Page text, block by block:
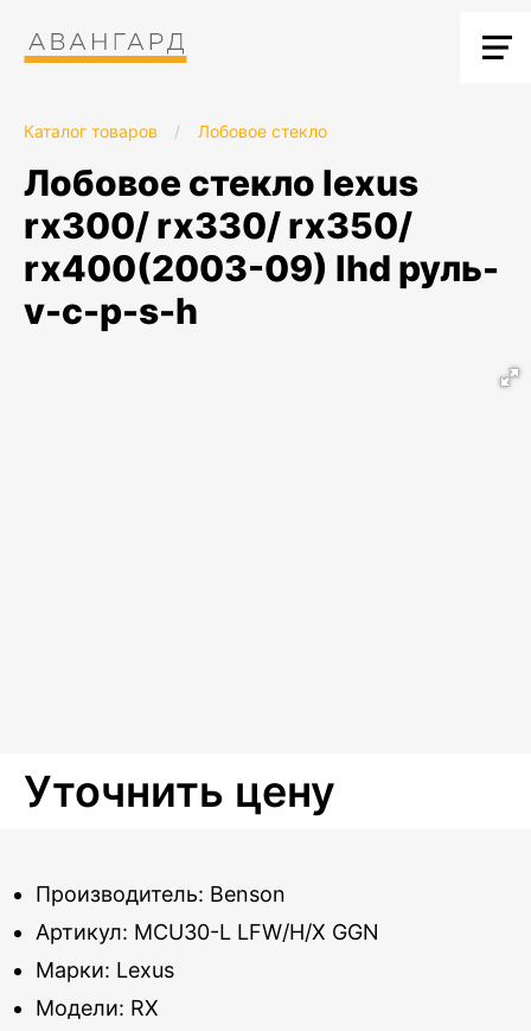
Каталог товаров / Лобовое стекло
лобовое стекло lexus
rx300/ rx330/ rx350/
rx400(2003-09) lhd руль-
v-c-p-s-h
Уточнить цену
Производитель: Benson
Артикул: MCU30-L LFW/H/X GGN
Марки: Lexus
Модели: RX